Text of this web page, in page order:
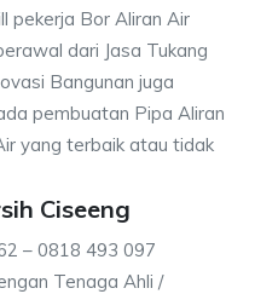
pekerja Bor Aliran Air
dari Jasa Tukang
Bangunan juga
pembuatan Pipa Aliran
yang terbaik atau tidak
Ciseeng
– 0818 493 097
Tenaga Ahli /